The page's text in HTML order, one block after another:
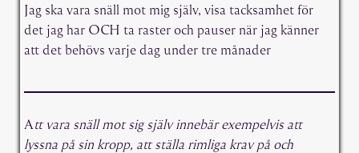
Jag ska vara snäll mot mig själv, visa tacksamhet för
det jag har OCH ta raster och pauser när jag känner
att det behövs varje dag under tre månader
Att vara snäll mot sig själv innebär exempelvis att
lyssna på sin kropp, att ställa rimliga krav på och